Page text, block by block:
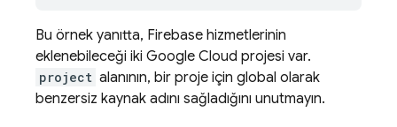
Bu örnek yanıtta, Firebase hizmetlerinin
eklenebileceği iki Google Cloud projesi var.
project alanının, bir proje için global olarak
benzersiz kaynak adını sağladığını unutmayın.